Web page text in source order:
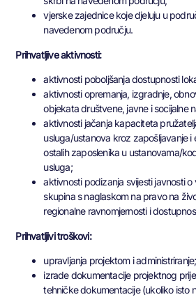
vjerske zajednice koje djeluju u
navedenom području.
Prihvatljive aktivnosti:
aktivnosti poboljšanja dostupnosti
aktivnosti opremanja, izgradnje,
objekata društvene, javne i socijalne
aktivnosti jačanja kapaciteta
usluga/ustanova kroz zapošljavanje i
ostalih zaposlenika u ustanovama/
usluga;
aktivnosti podizanja svijesti javnosti
skupina s naglaskom na pravo na
regionalne ravnomjernosti i
Prihvatljivi troškovi:
upravljanja projektom i administriranje;
izrade dokumentacije projektnog
tehničke dokumentacije (ukoliko isto